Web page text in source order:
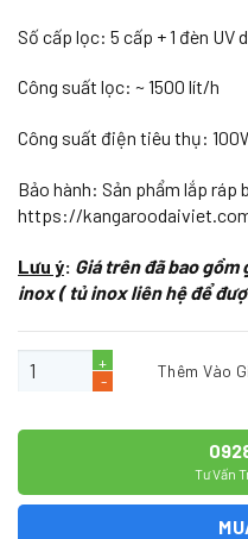
Số cấp lọc: 5 cấp + 1 đèn UV
Công suất lọc: ~ 1500 lít/h
Công suất điện tiêu thụ:
Bảo hành: Sản phẩm lắp ráp
https://
Lưu ý: Giá trên đã bao gồm
inox ( tủ inox liên hệ để
Lọc tổng đầu nguồn biệt thự cao
Thêm Vào
Tư Vấn